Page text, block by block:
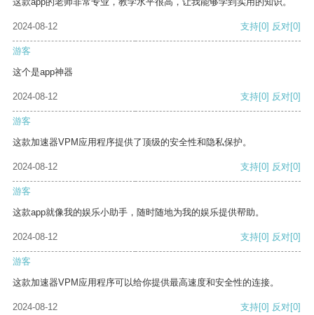
2024-08-12 支持[0] 反对[0]
游客
这个是app神器
2024-08-12 支持[0] 反对[0]
游客
这款加速器VPM应用程序提供了顶级的安全性和隐私保护。
2024-08-12 支持[0] 反对[0]
游客
这款app就像我的娱乐小助手，随时随地为我的娱乐提供帮助。
2024-08-12 支持[0] 反对[0]
游客
这款加速器VPM应用程序可以给你提供最高速度和安全性的连接。
2024-08-12 支持[0] 反对[0]